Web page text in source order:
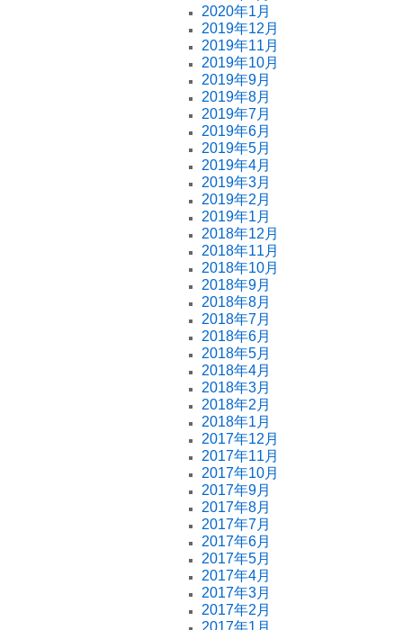
2020年1月
2019年12月
2019年11月
2019年10月
2019年9月
2019年8月
2019年7月
2019年6月
2019年5月
2019年4月
2019年3月
2019年2月
2019年1月
2018年12月
2018年11月
2018年10月
2018年9月
2018年8月
2018年7月
2018年6月
2018年5月
2018年4月
2018年3月
2018年2月
2018年1月
2017年12月
2017年11月
2017年10月
2017年9月
2017年8月
2017年7月
2017年6月
2017年5月
2017年4月
2017年3月
2017年2月
2017年1月